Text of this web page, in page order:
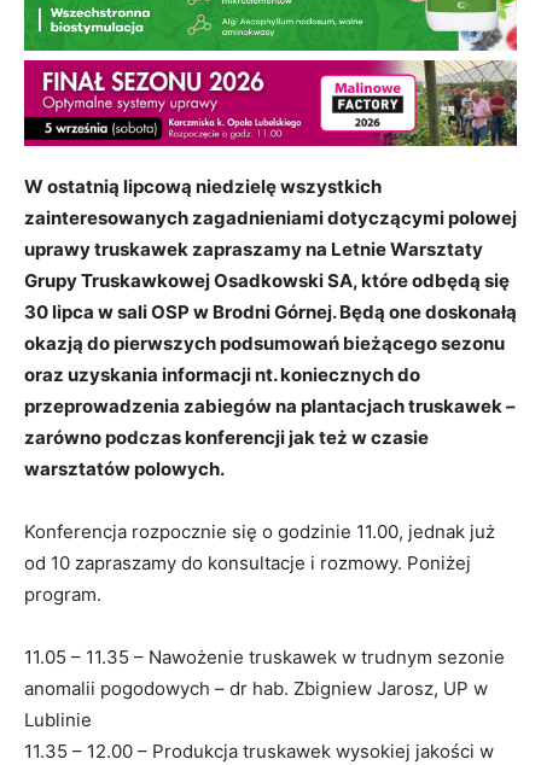
W ostatnią lipcową niedzielę wszystkich
zainteresowanych zagadnieniami dotyczącymi polowej
uprawy truskawek zapraszamy na Letnie Warsztaty
Grupy Truskawkowej Osadkowski SA, które odbędą się
30 lipca w sali OSP w Brodni Górnej. Będą one doskonałą
okazją do pierwszych podsumowań bieżącego sezonu
oraz uzyskania informacji nt. koniecznych do
przeprowadzenia zabiegów na plantacjach truskawek –
zarówno podczas konferencji jak też w czasie
warsztatów polowych.
Konferencja rozpocznie się o godzinie 11.00, jednak już
od 10 zapraszamy do konsultacje i rozmowy. Poniżej
program.
11.05 – 11.35 – Nawożenie truskawek w trudnym sezonie
anomalii pogodowych – dr hab. Zbigniew Jarosz, UP w
Lublinie
11.35 – 12.00 – Produkcja truskawek wysokiej jakości w